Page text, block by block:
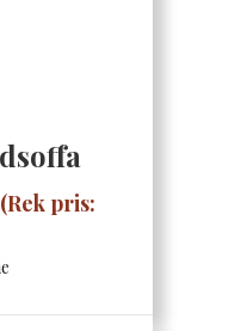
pris: